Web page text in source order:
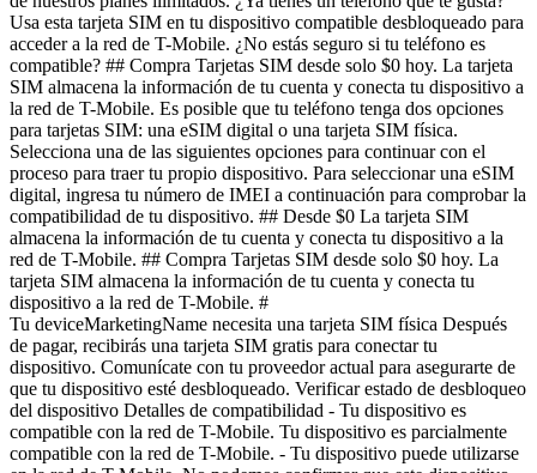
Usa esta tarjeta SIM en tu dispositivo compatible desbloqueado para
acceder a la red de T-Mobile. ¿No estás seguro si tu teléfono es
compatible? ## Compra Tarjetas SIM desde solo $0 hoy. La tarjeta
SIM almacena la información de tu cuenta y conecta tu dispositivo a
la red de T-Mobile. Es posible que tu teléfono tenga dos opciones
para tarjetas SIM: una eSIM digital o una tarjeta SIM física.
Selecciona una de las siguientes opciones para continuar con el
proceso para traer tu propio dispositivo. Para seleccionar una eSIM
digital, ingresa tu número de IMEI a continuación para comprobar la
compatibilidad de tu dispositivo. ## Desde $0 La tarjeta SIM
almacena la información de tu cuenta y conecta tu dispositivo a la
red de T-Mobile. ## Compra Tarjetas SIM desde solo $0 hoy. La
tarjeta SIM almacena la información de tu cuenta y conecta tu
dispositivo a la red de T-Mobile. #
Tu deviceMarketingName necesita una tarjeta SIM física Después
de pagar, recibirás una tarjeta SIM gratis para conectar tu
dispositivo. Comunícate con tu proveedor actual para asegurarte de
que tu dispositivo esté desbloqueado. Verificar estado de desbloqueo
del dispositivo Detalles de compatibilidad - Tu dispositivo es
compatible con la red de T-Mobile. Tu dispositivo es parcialmente
compatible con la red de T-Mobile. - Tu dispositivo puede utilizarse